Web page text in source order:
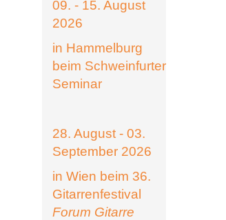
09. - 15. August
2026
in Hammelburg
beim Schweinfurter
Seminar
28. August - 03.
September 2026
in Wien beim 36.
Gitarrenfestival
Forum Gitarre